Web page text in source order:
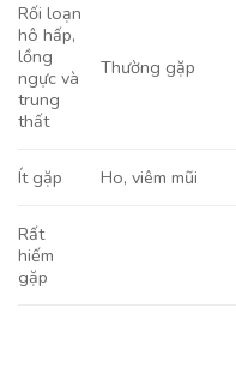
Rối loạn
hô hấp,
lồng
ngực và
trung
thất
Thường gặp
Ít gặp Ho, viêm mũi
Rất
hiếm
gặp